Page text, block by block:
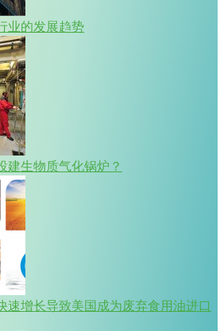
业的发展趋势
建生物质气化锅炉？
速增长导致美国成为废弃食用油进口